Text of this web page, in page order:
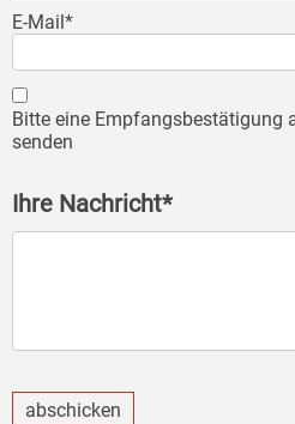
E-Mail*
Bitte eine Empfangsbestätigung
senden
Ihre Nachricht*
abschicken